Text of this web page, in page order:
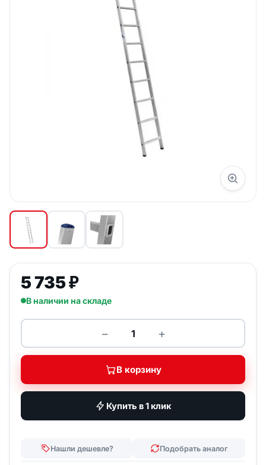
5 735₽
В наличии на складе
Количество товара ALUMET
− +
В корзину
Купить в 1 клик
Нашли дешевле? Подобрать аналог